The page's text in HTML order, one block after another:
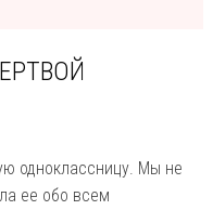
одноклассницу. Мы не
ее обо всем